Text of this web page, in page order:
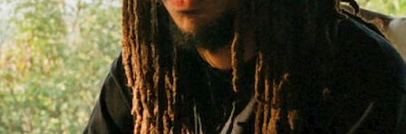
Infos visiteurs
AB ❤ you